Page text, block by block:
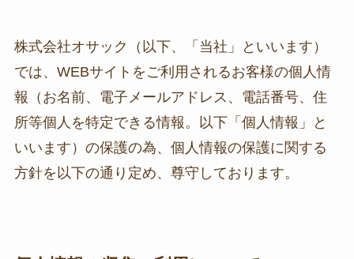
株式会社オサック（以下、「当社」といいます）
では、WEBサイトをご利用されるお客様の個人情
報（お名前、電子メールアドレス、電話番号、住
所等個人を特定できる情報。以下「個人情報」と
いいます）の保護の為、個人情報の保護に関する
方針を以下の通り定め、尊守しております。